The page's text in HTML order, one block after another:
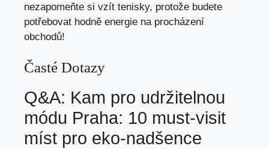
nezapomeňte si vzít tenisky, protože budete
potřebovat hodně energie na procházení
obchodů!
Časté Dotazy
Q&A: Kam pro udržitelnou
módu Praha: 10 must-visit
míst pro eko-nadšence